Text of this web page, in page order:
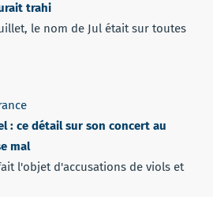
trahi
le nom de Jul était sur toutes
: ce détail sur son concert au
mal
l'objet d'accusations de viols et